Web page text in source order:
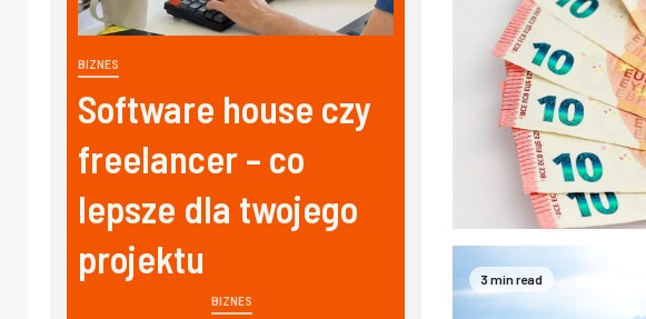
3 min read
BIZNES
Software house czy
freelancer – co
lepsze dla twojego
projektu
BIZNES